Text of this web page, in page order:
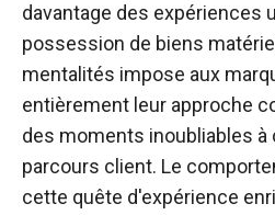
davantage des expériences
possession de biens
mentalités impose aux
entièrement leur approche
des moments inoubliables à
parcours client. Le
cette quête d'expérience